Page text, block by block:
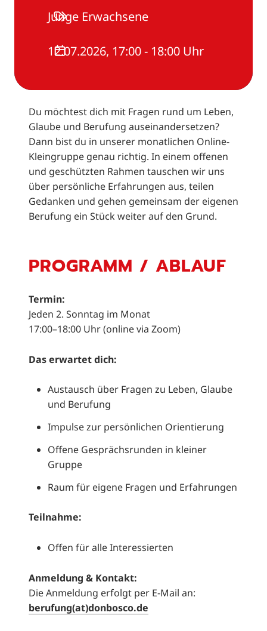
Junge Erwachsene
12.07.2026, 17:00 - 18:00 Uhr
Du möchtest dich mit Fragen rund um Leben,
Glaube und Berufung auseinandersetzen?
Dann bist du in unserer monatlichen Online-
Kleingruppe genau richtig. In einem offenen
und geschützten Rahmen tauschen wir uns
über persönliche Erfahrungen aus, teilen
Gedanken und gehen gemeinsam der eigenen
Berufung ein Stück weiter auf den Grund.
PROGRAMM / ABLAUF
Termin:
Jeden 2. Sonntag im Monat
17:00–18:00 Uhr (online via Zoom)
Das erwartet dich:
Austausch über Fragen zu Leben, Glaube
und Berufung
Impulse zur persönlichen Orientierung
Offene Gesprächsrunden in kleiner
Gruppe
Raum für eigene Fragen und Erfahrungen
Teilnahme:
Offen für alle Interessierten
Anmeldung & Kontakt:
Die Anmeldung erfolgt per E-Mail an:
berufung(at)donbosco.de